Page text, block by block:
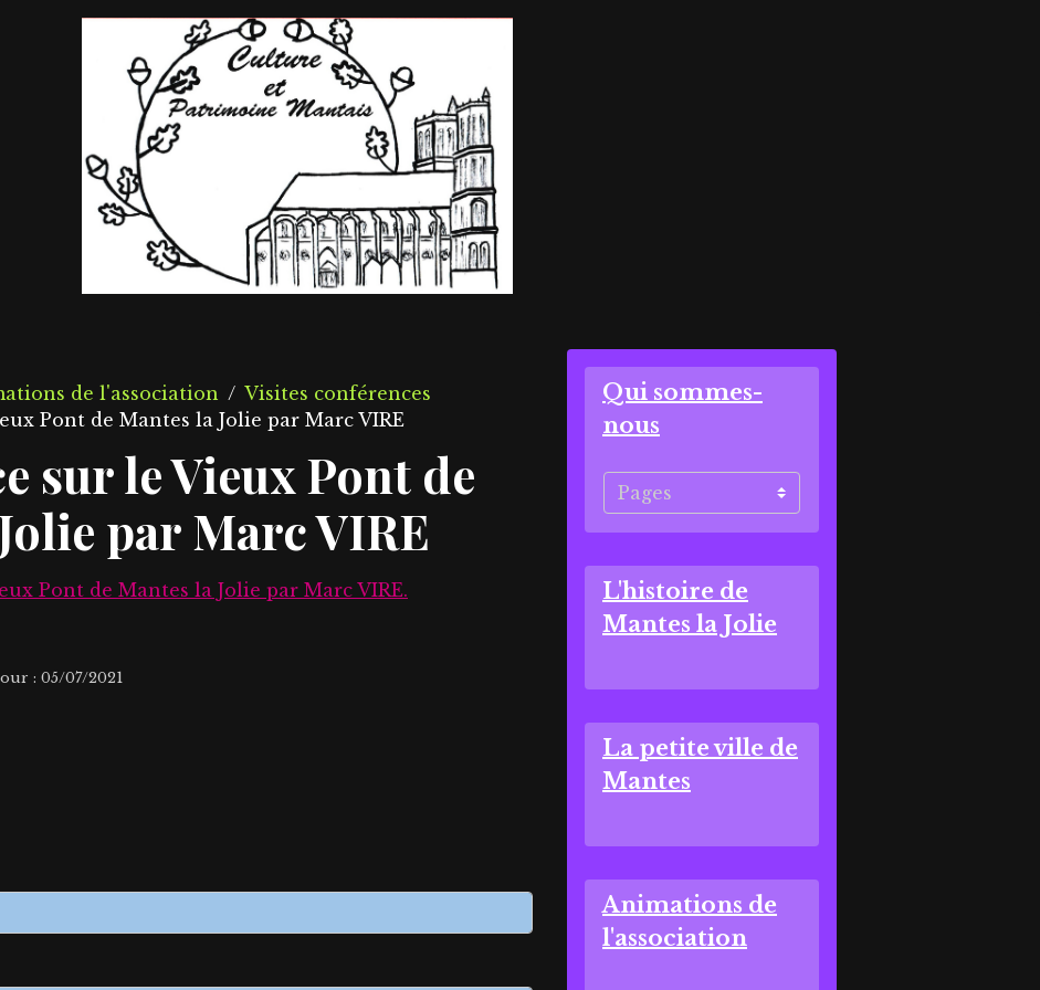
de l'association
Visites conférences
Pont de Mantes la Jolie par Marc VIRE
sur le Vieux Pont de
par Marc VIRE
Pont de Mantes la Jolie par Marc VIRE.
: 05/07/2021
Qui sommes-
nous
L'histoire de
Mantes la Jolie
La petite ville de
Mantes
Animations de
l'association